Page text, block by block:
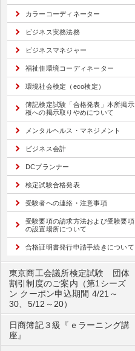
カラーコーディネーター
ビジネス実務法務
ビジネスマネジャー
福祉住環境コーディネーター
環境社会検定（eco検定）
簿記検定試験「合格発表」本所掲示
板への掲示取りやめについて
メンタルヘルス・マネジメント
ビジネス会計
DCプランナー
検定試験合格発表
受験者への連絡・注意事項
受験要項の請求方法および受験要項
の設置場所について
合格証明書発行申請手続きについて
東京商工会議所検定試験 団体
割引制度のご案内（第1シーズ
ン クーポン申込期間 4/21～
30、5/12～20）
日商簿記３級『ｅラーニング講
座』